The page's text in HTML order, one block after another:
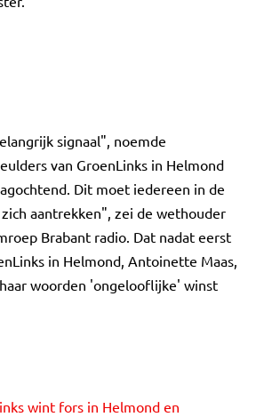
signaal", noemde
van GroenLinks in Helmond
Dit moet iedereen in de
aantrekken", zei de wethouder
Brabant radio. Dat nadat eerst
in Helmond, Antoinette Maas,
woorden 'ongelooflijke' winst
wint fors in Helmond en